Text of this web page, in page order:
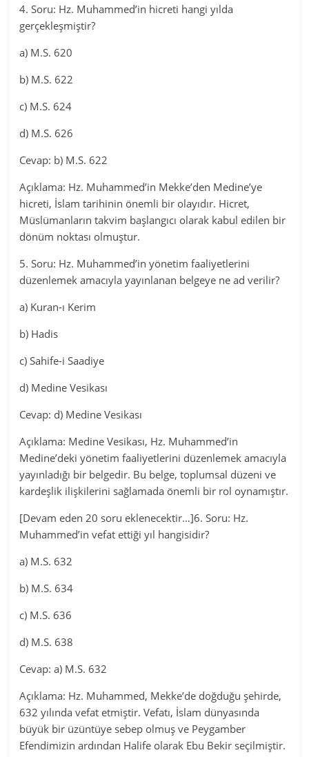
4. Soru: Hz. Muhammed’in hicreti hangi yılda
gerçekleşmiştir?
a) M.S. 620
b) M.S. 622
c) M.S. 624
d) M.S. 626
Cevap: b) M.S. 622
Açıklama: Hz. Muhammed’in Mekke’den Medine’ye
hicreti, İslam tarihinin önemli bir olayıdır. Hicret,
Müslümanların takvim başlangıcı olarak kabul edilen bir
dönüm noktası olmuştur.
5. Soru: Hz. Muhammed’in yönetim faaliyetlerini
düzenlemek amacıyla yayınlanan belgeye ne ad verilir?
a) Kuran-ı Kerim
b) Hadis
c) Sahife-i Saadiye
d) Medine Vesikası
Cevap: d) Medine Vesikası
Açıklama: Medine Vesikası, Hz. Muhammed’in
Medine’deki yönetim faaliyetlerini düzenlemek amacıyla
yayınladığı bir belgedir. Bu belge, toplumsal düzeni ve
kardeşlik ilişkilerini sağlamada önemli bir rol oynamıştır.
[Devam eden 20 soru eklenecektir…]6. Soru: Hz.
Muhammed’in vefat ettiği yıl hangisidir?
a) M.S. 632
b) M.S. 634
c) M.S. 636
d) M.S. 638
Cevap: a) M.S. 632
Açıklama: Hz. Muhammed, Mekke’de doğduğu şehirde,
632 yılında vefat etmiştir. Vefatı, İslam dünyasında
büyük bir üzüntüye sebep olmuş ve Peygamber
Efendimizin ardından Halife olarak Ebu Bekir seçilmiştir.